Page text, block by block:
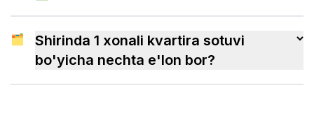
🗂
Shirinda 1 xonali kvartira sotuvi
bo'yicha nechta e'lon bor?